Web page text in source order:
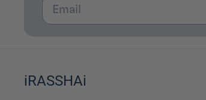
iRASSHAi